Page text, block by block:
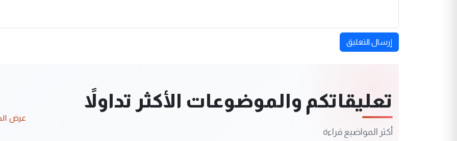
إرسال التعليق
تعليقاتكم والموضوعات الأكثر تداولاً
أكثر المواضيع قراءة
عرض